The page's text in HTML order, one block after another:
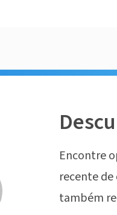
Encontre
recente
também